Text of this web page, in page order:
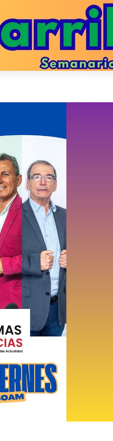
DATANET confirma que